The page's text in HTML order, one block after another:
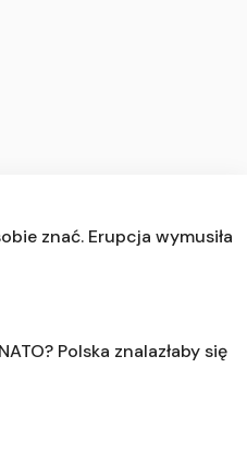
znać. Erupcja wymusiła
Polska znalazłaby się